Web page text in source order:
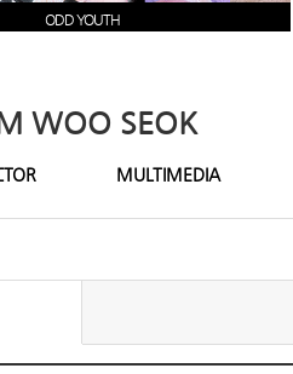
ODD YOUTH
WOO SEOK
MULTIMEDIA